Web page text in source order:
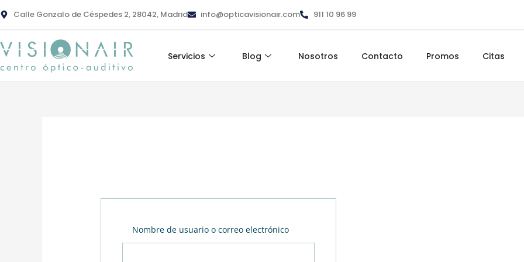
al
Calle Gonzalo de Céspedes 2, 28042, Madrid info@opticavisionair.com 911 10 96 99
Servicios Blog Nosotros Contacto Promos Citas
Nombre de usuario o correo electrónico